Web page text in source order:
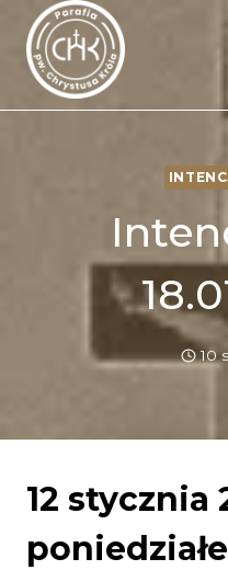
Przejdź
treści
10
12 stycznia